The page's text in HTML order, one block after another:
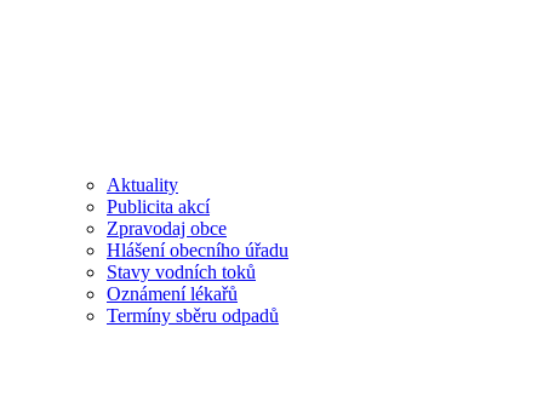
Aktuality
Publicita akcí
Zpravodaj obce
Hlášení obecního úřadu
Stavy vodních toků
Oznámení lékařů
Termíny sběru odpadů